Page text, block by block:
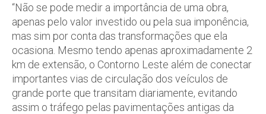
“Não se pode medir a importância de uma obra,
apenas pelo valor investido ou pela sua imponência,
mas sim por conta das transformações que ela
ocasiona. Mesmo tendo apenas aproximadamente 2
km de extensão, o Contorno Leste além de conectar
importantes vias de circulação dos veículos de
grande porte que transitam diariamente, evitando
assim o tráfego pelas pavimentações antigas da